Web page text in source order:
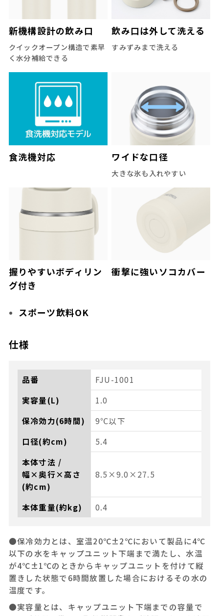
新機構設計の飲み口
クイックオープン構造で素早
く水分補給できる
飲み口は外して洗える
すみずみまで洗える
食洗機対応 ワイドな口径
大きな氷も入れやすい
握りやすいボディリン
グ付き
衝撃に強いソコカバー
スポーツ飲料OK
仕様
品番
FJU-1001
実容量(L)
1.0
保冷効力(6時間)
9℃以下
口径(約cm)
5.4
本体寸法 /
幅×奥行×高さ
(約cm)
8.5×9.0×27.5
本体重量(約kg) 0.4
●保冷効力とは、室温20℃±2℃において製品に4℃
以下の水をキャップユニット下端まで満たし、水温
が4℃±1℃のときからキャップユニットを付けて縦
置きした状態で6時間放置した場合におけるその水の
温度です。
●実容量とは、キャップユニット下端までの容量で